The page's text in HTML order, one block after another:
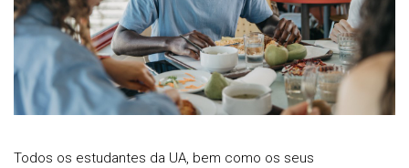
Todos os estudantes da UA, bem como os seus